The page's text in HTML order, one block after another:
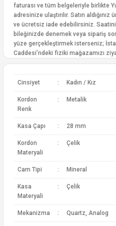
faturası ve tüm belgeleriyle birlikte
adresinize ulaştırılır. Satın
ve ücretsiz iade edebilirsiniz.
bileğinizde denemek veya sipariş
yüze gerçekleştirmek isterseniz;
Caddesi’ndeki fiziki mağazamızı
Cinsiyet : Kadın / Kız
Kordon
Renk
: Metalik
Kasa Çapı : 28 mm
Kordon
Materyali
: Çelik
Cam Tipi : Mineral
Kasa
Materyali
: Çelik
Mekanizma : Quartz, Analog